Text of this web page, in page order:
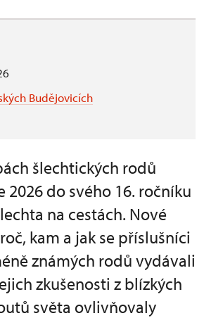
Budějovicích
šlechtických rodů
2026 do svého 16. ročníku
na cestách. Nové
kam a jak se příslušníci
známých rodů vydávali
zkušenosti z blízkých
světa ovlivňovaly